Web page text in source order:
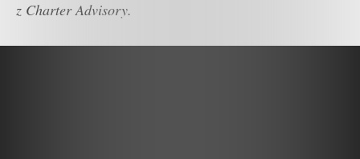
z Charter Advisory.